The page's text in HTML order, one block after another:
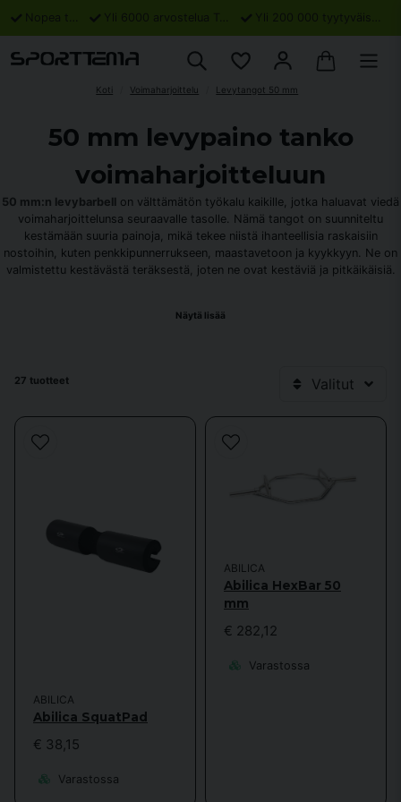
Nopea toimitus Yli 6000 arvostelua Trustpilotissa Yli 200 000 tyytyväistä asiakasta
Koti Voimaharjoittelu Levytangot 50 mm
50 mm levypaino tanko
voimaharjoitteluun
50 mm:n levybarbell
on välttämätön työkalu kaikille, jotka haluavat viedä
voimaharjoittelunsa seuraavalle tasolle. Nämä tangot on suunniteltu
kestämään suuria painoja, mikä tekee niistä ihanteellisia raskaisiin
nostoihin, kuten penkkipunnerrukseen, maastavetoon ja kyykkyyn. Ne on
valmistettu kestävästä teräksestä, joten ne ovat kestäviä ja pitkäikäisiä.
50 mm:n levyjen edut
enemmän liikkumatilaa, tai lyhyemmän tangon, joka sopii ahtaisiin tiloihin,
Täydentääksesi treenivarusteitasi voit myös tutustua
painolevyjen
valikoimaamme, jotka sopivat täydellisesti 50 mm:n
kotikuntosalisi. Jos etsit enemmän toiminnallisuutta, suosittelemme
Jos haluat vaihtelua, voit myös harkita
kevyempiin harjoituksiin. Sporttema tarjoaa nopean toimituksen ja
omistautuneen asiakaspalvelun sujuvaa ostokokemusta varten.
50 mm:n barbell – rakennettu suorituskykyä ja
pitkäaikaiseen harjoittelun laatuun. Kansainvälisen standardin ansiosta
voit yhdistää tangon laajaan valikoimaan painolevyjä, telineitä ja
lisävarusteita, mikä antaa sinulle maksimaalisen joustavuuden
harjoittelussasi. Harjoitteletpa sitten voimaa, räjähtävyyttä tai tekniikkaa,
Näytä lisää
27 tuotteet Valitut
ABILICA
Abilica SquatPad
€ 38,15
Varastossa
ABILICA
Abilica HexBar 50
mm
€ 282,12
Varastossa